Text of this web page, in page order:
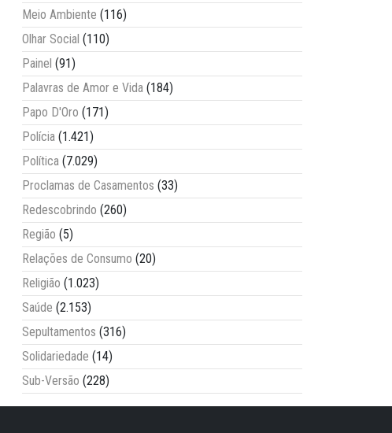
Meio Ambiente (116)
Olhar Social (110)
Painel (91)
Palavras de Amor e Vida (184)
Papo D'Oro (171)
Polícia (1.421)
Política (7.029)
Proclamas de Casamentos (33)
Redescobrindo (260)
Região (5)
Relações de Consumo (20)
Religião (1.023)
Saúde (2.153)
Sepultamentos (316)
Solidariedade (14)
Sub-Versão (228)